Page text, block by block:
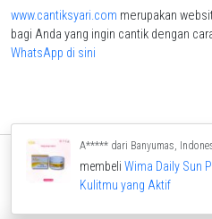
www.cantiksyari.com merupakan
bagi Anda yang ingin cantik dengan
WhatsApp di sini
Home
A***** dari Banyumas,
membeli Wima Daily Sun
Kulitmu yang Aktif